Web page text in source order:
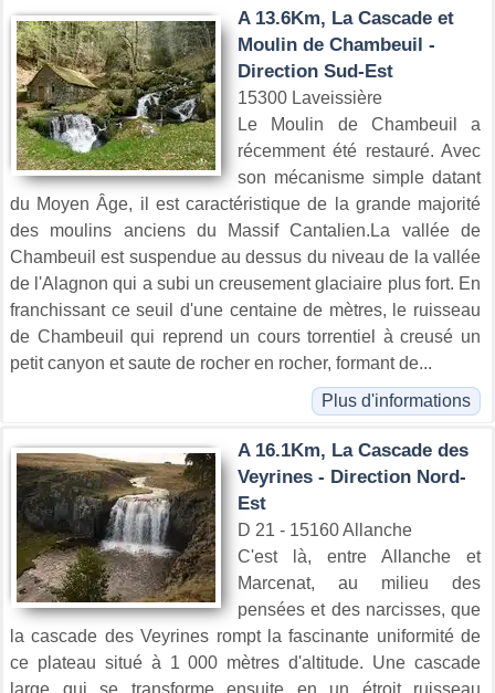
A 13.6Km, La Cascade et
Moulin de Chambeuil -
Direction Sud-Est
15300 Laveissière
Le Moulin de Chambeuil a
récemment été restauré. Avec
son mécanisme simple datant
du Moyen Âge, il est caractéristique de la grande majorité
des moulins anciens du Massif Cantalien.La vallée de
Chambeuil est suspendue au dessus du niveau de la vallée
de l'Alagnon qui a subi un creusement glaciaire plus fort. En
franchissant ce seuil d'une centaine de mètres, le ruisseau
de Chambeuil qui reprend un cours torrentiel à creusé un
petit canyon et saute de rocher en rocher, formant de...
Plus d'informations
A 16.1Km, La Cascade des
Veyrines - Direction Nord-
Est
D 21 - 15160 Allanche
C'est là, entre Allanche et
Marcenat, au milieu des
pensées et des narcisses, que
la cascade des Veyrines rompt la fascinante uniformité de
ce plateau situé à 1 000 mètres d'altitude. Une cascade
large qui se transforme ensuite en un étroit ruisseau